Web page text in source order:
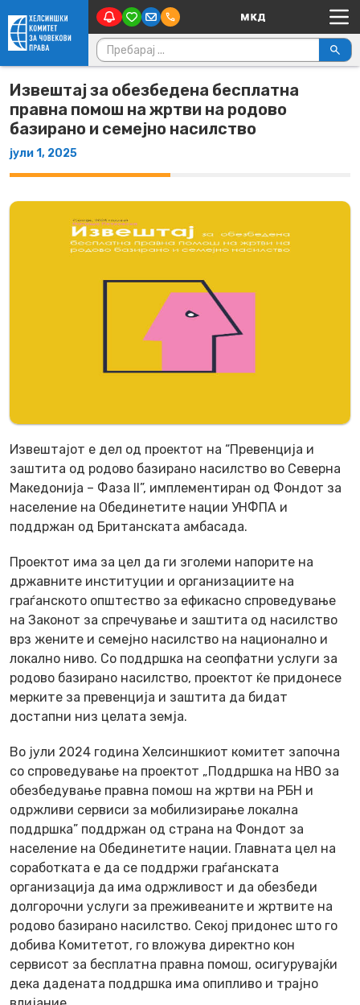
Skip to content Main Navigation
Пребарувај за:
Извештај за обезбедена бесплатна
правна помош на жртви на родово
базирано и семејно насилство
јули 1, 2025
Извештајот е дел од проектот на “Превенција и
заштита од родово базирано насилство во Северна
Македонија – Фаза II”, имплементиран од Фондот за
население на Обединетите нации УНФПА и
поддржан од Британската амбасада.
Проектот има за цел да ги зголеми напорите на
државните институции и организациите на
граѓанското општество за ефикасно спроведување
на Законот за спречување и заштита од насилство
врз жените и семејно насилство на национално и
локално ниво. Со поддршка на сеопфатни услуги за
родово базирано насилство, проектот ќе придонесе
мерките за превенција и заштита да бидат
достапни низ целата земја.
Во јули 2024 година Хелсиншкиот комитет започна
со спроведување на проектот „Поддршка на НВО за
обезбедување правна помош на жртви на РБН и
одржливи сервиси за мобилизирање локална
поддршка” поддржан од страна на Фондот за
население на Обединетите нации. Главната цел на
соработката е да се поддржи граѓанската
организација да има одржливост и да обезбеди
долгорочни услуги за преживеаните и жртвите на
родово базирано насилство. Секој придонес што го
добива Комитетот, го вложува директно кон
сервисот за бесплатна правна помош, осигурувајќи
дека дадената поддршка има опипливо и трајно